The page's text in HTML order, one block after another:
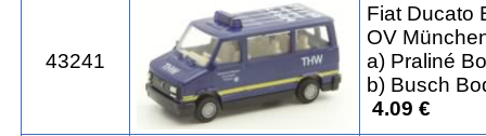
43241
Fiat Ducato
OV
a) Praliné
b) Busch
4.09 €